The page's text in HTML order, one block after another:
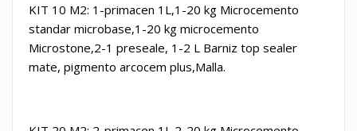
KIT 10 M2: 1-primacen 1L,1-20 kg Microcemento
standar microbase,1-20 kg microcemento
Microstone,2-1 preseale, 1-2 L Barniz top sealer
mate, pigmento arcocem plus,Malla.